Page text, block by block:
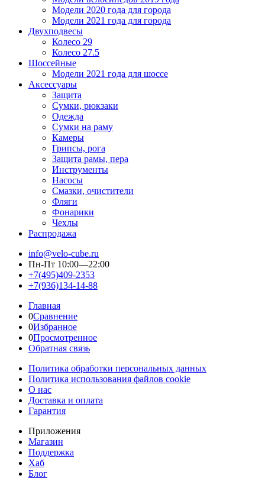
Модели 2020 года для города
Модели 2021 года для города
Двухподвесы
Колесо 29
Колесо 27.5
Шоссейные
Модели 2021 года для шоссе
Аксессуары
Защита
Сумки, рюкзаки
Одежда
Сумки на раму
Камеры
Грипсы, рога
Защита рамы, пера
Инструменты
Насосы
Смазки, очистители
Фляги
Фонарики
Чехлы
Распродажа
info@velo-cube.ru
Пн-Пт 10:00—22:00
+7(495)409-2353
+7(936)134-14-88
Главная
0Сравнение
0Избранное
0Просмотренное
Обратная связь
Политика обработки персональных данных
Политика использования файлов cookie
О нас
Доставка и оплата
Гарантия
Приложения
Магазин
Поддержка
Хаб
Блог